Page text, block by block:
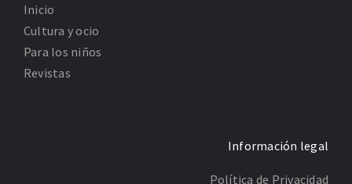
Inicio
Cultura y ocio
Para los niños
Revistas
Información legal
Política de Privacidad